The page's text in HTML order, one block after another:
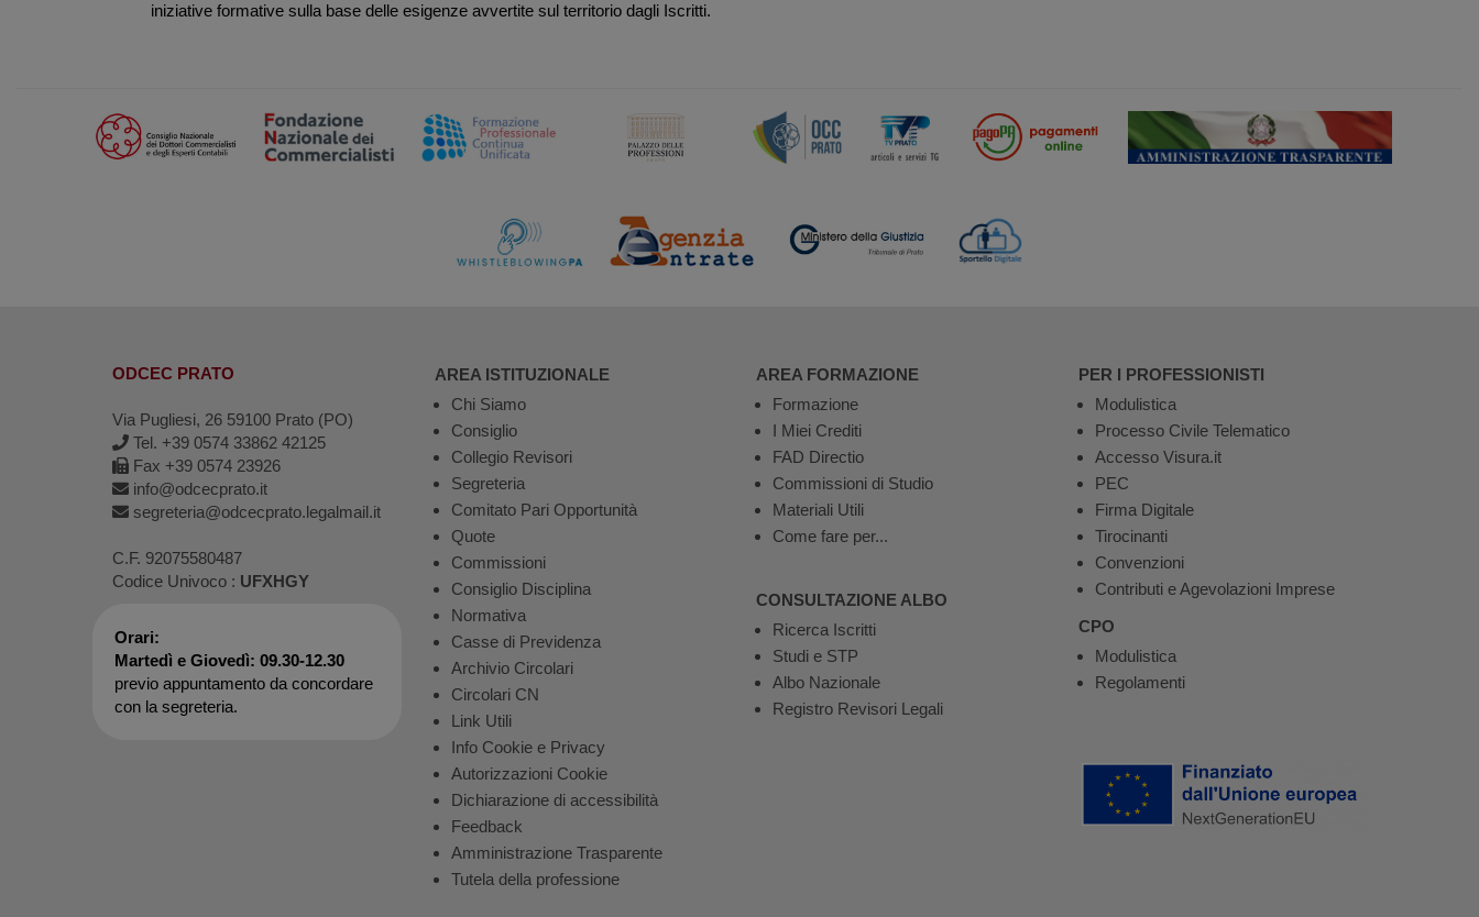
iniziative formative sulla base delle esigenze avvertite sul territorio dagli Iscritti.
ODCEC PRATO
Via Pugliesi, 26 59100 Prato (PO)
Tel. +39 0574 33862 42125
Fax +39 0574 23926
info@odcecprato.it
segreteria@odcecprato.legalmail.it
C.F. 92075580487
Codice Univoco : UFXHGY
Orari:
Martedì e Giovedì: 09.30-12.30
previo appuntamento da concordare
con la segreteria.
AREA ISTITUZIONALE
Chi Siamo
Consiglio
Collegio Revisori
Segreteria
Comitato Pari Opportunità
Quote
Commissioni
Consiglio Disciplina
Normativa
Casse di Previdenza
Archivio Circolari
Circolari CN
Link Utili
Info Cookie e Privacy
Autorizzazioni Cookie
Dichiarazione di accessibilità
Feedback
Amministrazione Trasparente
Tutela della professione
AREA FORMAZIONE
Formazione
I Miei Crediti
FAD Directio
Commissioni di Studio
Materiali Utili
Come fare per...
CONSULTAZIONE ALBO
Ricerca Iscritti
Studi e STP
Albo Nazionale
Registro Revisori Legali
PER I PROFESSIONISTI
Modulistica
Processo Civile Telematico
Accesso Visura.it
PEC
Firma Digitale
Tirocinanti
Convenzioni
Contributi e Agevolazioni Imprese
CPO
Modulistica
Regolamenti